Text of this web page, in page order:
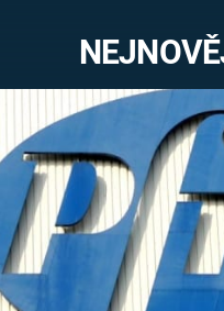
Výročí
MARIE
NAPOLEON
BRITSKÁ